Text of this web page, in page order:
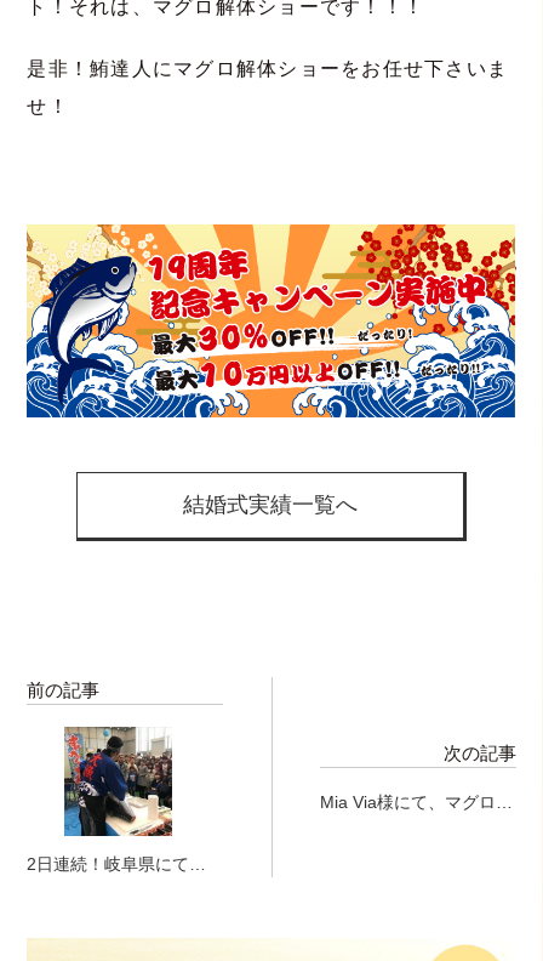
ト！それは、マグロ解体ショーです！！！
是非！鮪達人にマグロ解体ショーをお任せ下さいま
せ！
結婚式実績一覧へ
前の記事
2日連続！岐阜県にてマ
次の記事
Mia Via様にて、マグロ解